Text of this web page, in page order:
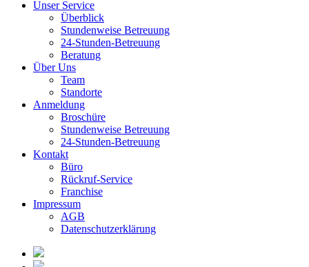
Unser Service
Überblick
Stundenweise Betreuung
24-Stunden-Betreuung
Beratung
Über Uns
Team
Standorte
Anmeldung
Broschüre
Stundenweise Betreuung
24-Stunden-Betreuung
Kontakt
Büro
Rückruf-Service
Franchise
Impressum
AGB
Datenschutzerklärung